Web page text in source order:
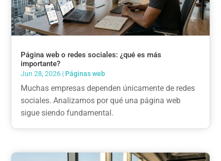
Página web o redes sociales: ¿qué es más
importante?
Jun 28, 2026 | Páginas web
Muchas empresas dependen únicamente de redes
sociales. Analizamos por qué una página web
sigue siendo fundamental.